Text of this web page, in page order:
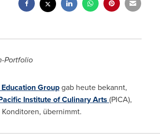
Portfolio
Groupgab heute bekannt,
Institute of Culinary Arts (PICA),
übernimmt.